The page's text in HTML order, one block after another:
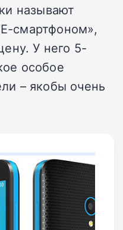
называют
смартфоном»,
У него 5-
особое
– якобы очень